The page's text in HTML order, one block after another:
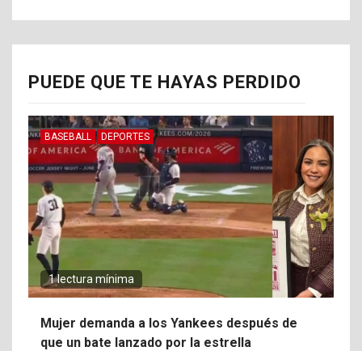
PUEDE QUE TE HAYAS PERDIDO
BASEBALL DEPORTES
1 lectura mínima
Mujer demanda a los Yankees después de
que un bate lanzado por la estrella